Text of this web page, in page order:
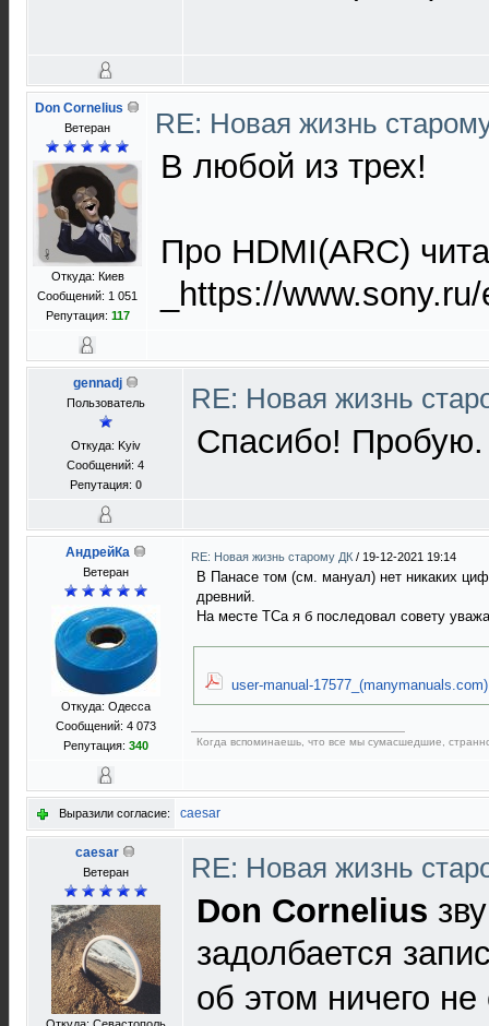
Don Cornelius
Ветеран
Откуда: Киев
Сообщений: 1 051
Репутация: 117
RE: Новая жизнь
В любой из трех!
Про HDMI(ARC)
_https://
gennadj
Пользователь
Откуда: Kyiv
Сообщений: 4
Репутация: 0
RE: Новая жизнь
Спасибо! Пробую.
АндрейКа
Ветеран
Откуда: Одесса
Сообщений: 4 073
Репутация: 340
RE: Новая жизнь старому ДК / 19-12-2021 19:14
В Панасе том (см. мануал) нет никаких
древний.
На месте ТСа я б последовал совету
user-manual-
Когда вспоминаешь, что все мы сумаcшедшие,
Выразили согласие: caesar
caesar
Ветеран RE: Новая жизнь
Don Cornelius
задолбается
об этом ничего